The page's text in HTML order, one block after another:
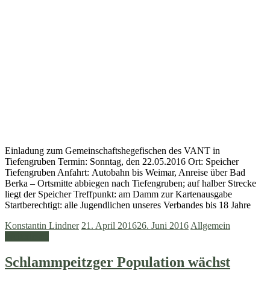
Einladung zum Gemeinschaftshegefischen des VANT in
Tiefengruben Termin: Sonntag, den 22.05.2016 Ort: Speicher
Tiefengruben Anfahrt: Autobahn bis Weimar, Anreise über Bad
Berka – Ortsmitte abbiegen nach Tiefengruben; auf halber Strecke
liegt der Speicher Treffpunkt: am Damm zur Kartenausgabe
Startberechtigt: alle Jugendlichen unseres Verbandes bis 18 Jahre
Konstantin Lindner 21. April 201626. Juni 2016Allgemein
Schlammpeitzger Population wächst